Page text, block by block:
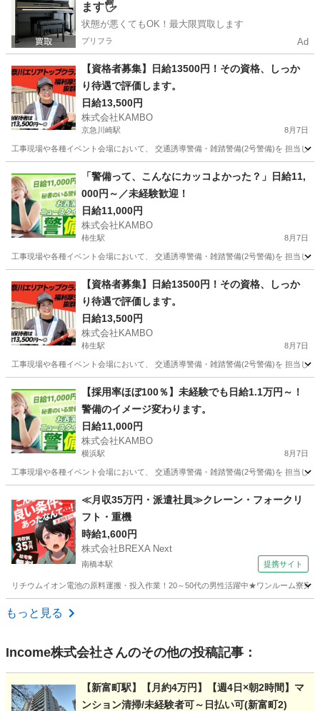
ます🖐️
状態が悪くてもOK！最大限買取します
プリフラ Ad
【資格者募集】日給13500円！その資格、しっか
り待遇で評価します。
日給13,500円
株式会社KAMBO
京急川崎駅 8月7日
工事現場や各種イベント会場において、 交通誘導警備・雑踏警備(2号警備)を 担当し
京急川崎駅 その他 スタッフ
「警備って、こんなにカッコよかった？」日給11,
000円～／未経験歓迎！
日給11,000円
株式会社KAMBO
柿生駅 8月7日
工事現場や各種イベント会場において、 交通誘導警備・雑踏警備(2号警備)を 担当し
柿生駅 その他 スタッフ
【資格者募集】日給13500円！その資格、しっか
り待遇で評価します。
日給13,500円
株式会社KAMBO
柿生駅 8月7日
工事現場や各種イベント会場において、 交通誘導警備・雑踏警備(2号警備)を 担当し
柿生駅 その他 スタッフ
【採用率ほぼ100％】未経験でも日給1.1万円～！
警備のイメージ変わります。
日給11,000円
株式会社KAMBO
横浜駅 8月7日
工事現場や各種イベント会場において、 交通誘導警備・雑踏警備(2号警備)を 担当し
横浜駅 その他 スタッフ
≪月収35万円・派遣社員≫クレーン・フォークリ
フト・重機
時給1,600円
株式会社BREXA Next
南橋本駅 提携サイト
リチウムイオン電池の原料運搬・投入作業！20～50代の男性活躍中★ワンルーム寮
神奈川 相模原市
もっと見る
Income株式会社さんのその他の投稿記事：
【新富町駅】【月約4万円】【週4日×朝2時間】マ
ンション清掃/未経験者可～日払い可(新富町2)